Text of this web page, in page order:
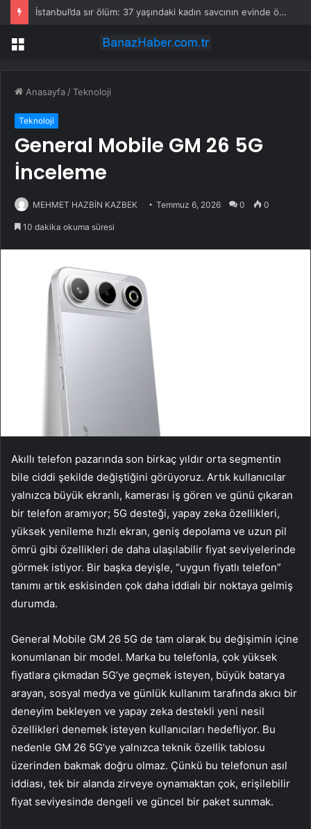
İstanbul’da sır ölüm: 37 yaşındaki kadın savcının evinde ölü bulundu!
Menü
Anasayfa /Teknoloji
Teknoloji
General Mobile GM 26 5G
İnceleme
MEHMET HAZBİN KAZBEK Temmuz 6, 2026 0 0
10 dakika okuma süresi
Akıllı telefon pazarında son birkaç yıldır orta segmentin
bile ciddi şekilde değiştiğini görüyoruz. Artık kullanıcılar
yalnızca büyük ekranlı, kamerası iş gören ve günü çıkaran
bir telefon aramıyor; 5G desteği, yapay zeka özellikleri,
yüksek yenileme hızlı ekran, geniş depolama ve uzun pil
ömrü gibi özellikleri de daha ulaşılabilir fiyat seviyelerinde
görmek istiyor. Bir başka deyişle, “uygun fiyatlı telefon”
tanımı artık eskisinden çok daha iddialı bir noktaya gelmiş
durumda.
General Mobile GM 26 5G de tam olarak bu değişimin içine
konumlanan bir model. Marka bu telefonla, çok yüksek
fiyatlara çıkmadan 5G’ye geçmek isteyen, büyük batarya
arayan, sosyal medya ve günlük kullanım tarafında akıcı bir
deneyim bekleyen ve yapay zeka destekli yeni nesil
özellikleri denemek isteyen kullanıcıları hedefliyor. Bu
nedenle GM 26 5G’ye yalnızca teknik özellik tablosu
üzerinden bakmak doğru olmaz. Çünkü bu telefonun asıl
iddiası, tek bir alanda zirveye oynamaktan çok, erişilebilir
fiyat seviyesinde dengeli ve güncel bir paket sunmak.